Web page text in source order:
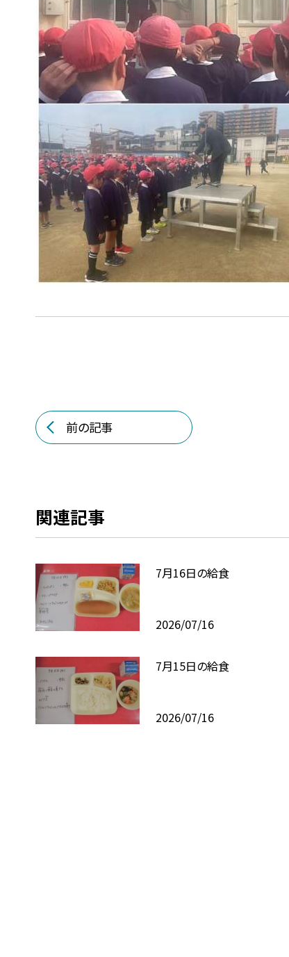
前の記事
関連記事
7月16日の給食
2026/07/16
7月15日の給食
2026/07/16